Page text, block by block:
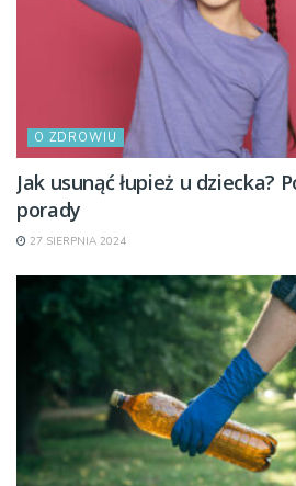
O ZDROWIU
Jak usunąć łupież u dziecka?
porady
27 SIERPNIA 2024